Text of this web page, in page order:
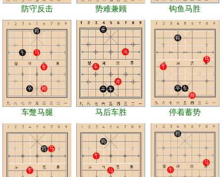
防守反击 势难兼顾 钩鱼马胜
车蹩马腿 马后车胜 停着蓄势